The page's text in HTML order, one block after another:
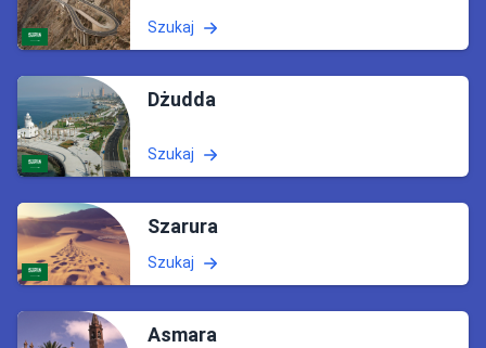
Szukaj
Dżudda
Szukaj
Szarura
Szukaj
Asmara